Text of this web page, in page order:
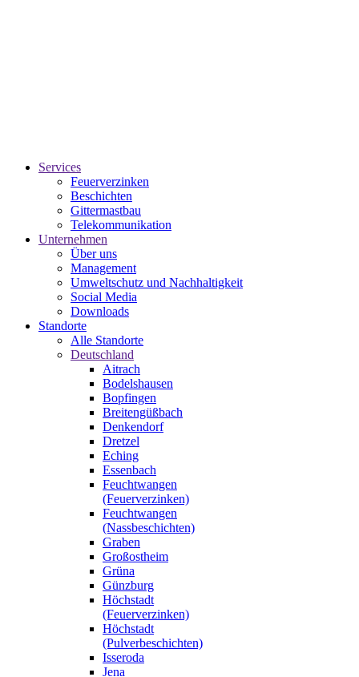
Services
Feuerverzinken
Beschichten
Gittermastbau
Telekommunikation
Unternehmen
Über uns
Management
Umweltschutz und Nachhaltigkeit
Social Media
Downloads
Standorte
Alle Standorte
Deutschland
Aitrach
Bodelshausen
Bopfingen
Breitengüßbach
Denkendorf
Dretzel
Eching
Essenbach
Feuchtwangen
(Feuerverzinken)
Feuchtwangen
(Nassbeschichten)
Graben
Großostheim
Grüna
Günzburg
Höchstadt
(Feuerverzinken)
Höchstadt
(Pulverbeschichten)
Isseroda
Jena